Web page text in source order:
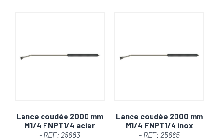
Lance coudée 2000 mm
M1/4 FNPT1/4 acier
- REF: 25683
Lance coudée 2000 mm
M1/4 FNPT1/4 inox
- REF: 25685